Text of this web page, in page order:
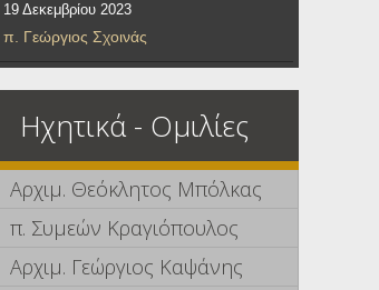
19 Δεκεμβρίου 2023
π. Γεώργιος Σχοινάς
Ηχητικά - Ομιλίες
Αρχιμ. Θεόκλητος Μπόλκας
π. Συμεών Κραγιόπουλος
Αρχιμ. Γεώργιος Καψάνης